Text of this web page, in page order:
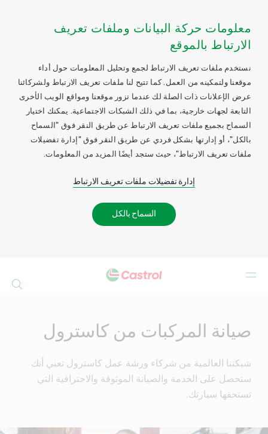
معلومات حركة البيانات وملفات تعريف
الارتباط بالموقع
نستخدم ملفات تعريف الارتباط لجمع وتحليل المعلومات حول أداء
موقعنا ولتمكينه من العمل. كما تتيح لنا ملفات تعريف الارتباط ولشركائنا
عرض الإعلانات ذات الصلة لك عندما تزور موقعنا ومواقع الويب الأخرى
التابعة لجهات خارجية، بما في ذلك الشبكات الاجتماعية. يمكنك اختيار
السماح بجميع ملفات تعريف الارتباط عن طريق النقر فوق "السماح
بالكل"، أو إدارتها بشكل فردي عن طريق النقر فوق "إدارة تفضيلات
ملفات تعريف الارتباط"، حيث ستجد أيضًا المزيد من المعلومات.
إدارة تفضيلات ملفات تعريف الارتباط
السماح بالكل
صيانة المركبات من كاسترول
شبكتنا العالمية من شركاء ورشة عمل كاسترول تعني أنك
ستحصل على الخدمة والصيانة الموثوقة والاحترافية التي
تستحقها سيارتك.